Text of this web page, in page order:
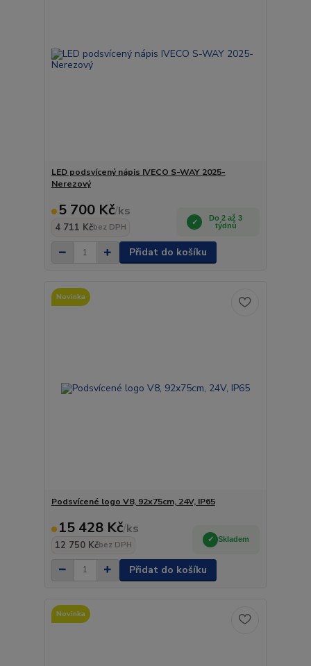
LED podsvícený nápis IVECO S-WAY 2025-
Nerezový
5 700 Kč/ks
4 711 Kčbez DPH
Do 2 až 3
týdnů
Přidat do košíku
Novinka
Podsvícené logo V8, 92x75cm, 24V, IP65
15 428 Kč/ks
12 750 Kčbez DPH
Skladem
Přidat do košíku
Novinka